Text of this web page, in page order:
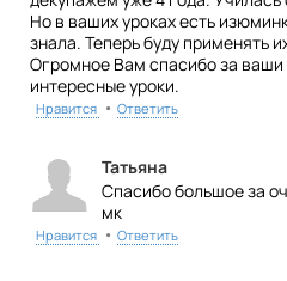
Но в ваших уроках есть
знала. Теперь буду применять
Огромное Вам спасибо за ваши
интересные уроки.
Нравится • Ответить
Татьяна
Спасибо большое за
мк
Нравится • Ответить